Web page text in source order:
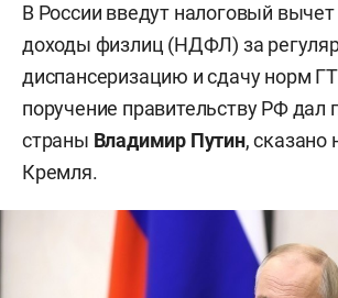
В России введут налоговый вычет
доходы физлиц (НДФЛ) за
диспансеризацию и сдачу норм
поручение правительству РФ дал
страны Владимир Путин, сказано
Кремля.